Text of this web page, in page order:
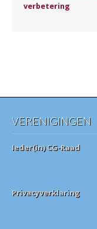
verbetering
VERENIGINGEN
Ieder(in) CG-Raad
Privacyverklaring